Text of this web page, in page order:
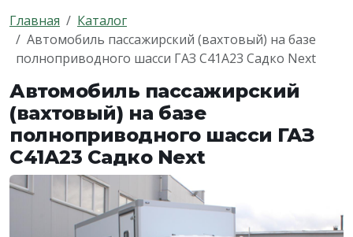
Главная
Каталог
Автомобиль пассажирский (вахтовый) на базе
полноприводного шасси ГАЗ С41А23 Садко Next
Автомобиль пассажирский
(вахтовый) на базе
полноприводного шасси ГАЗ
С41А23 Садко Next